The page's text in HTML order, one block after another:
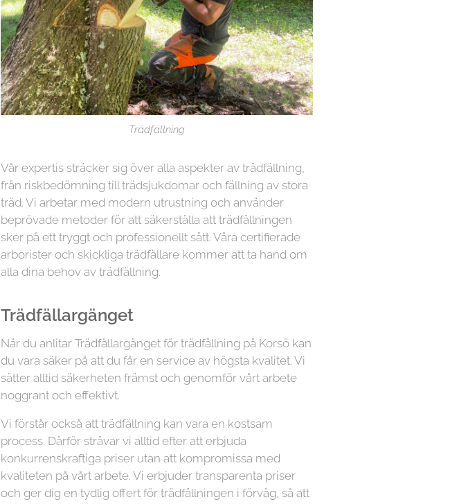
Trädfällning
Vår expertis sträcker sig över alla aspekter av trädfällning,
från riskbedömning till trädsjukdomar och fällning av stora
träd. Vi arbetar med modern utrustning och använder
beprövade metoder för att säkerställa att trädfällningen
sker på ett tryggt och professionellt sätt. Våra certifierade
arborister och skickliga trädfällare kommer att ta hand om
alla dina behov av trädfällning.
Trädfällargänget
När du anlitar Trädfällargänget för trädfällning på Korsö kan
du vara säker på att du får en service av högsta kvalitet. Vi
sätter alltid säkerheten främst och genomför vårt arbete
noggrant och effektivt.
Vi förstår också att trädfällning kan vara en kostsam
process. Därför strävar vi alltid efter att erbjuda
konkurrenskraftiga priser utan att kompromissa med
kvaliteten på vårt arbete. Vi erbjuder transparenta priser
och ger dig en tydlig offert för trädfällningen i förväg, så att